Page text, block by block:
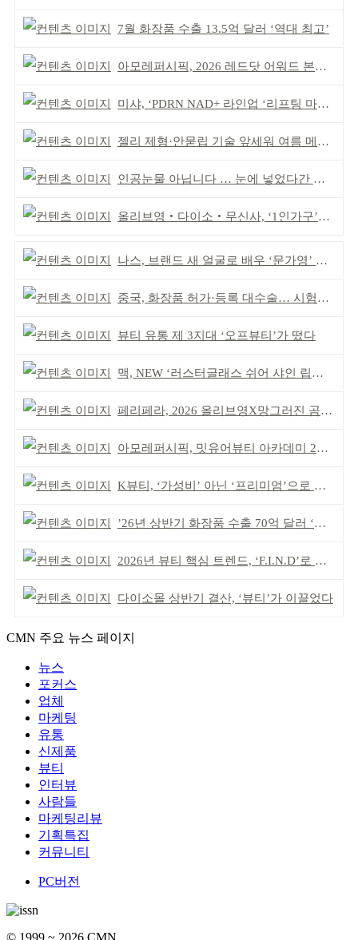
7월 화장품 수출 13.5억 달러 ‘역대 최고’
아모레퍼시픽, 2026 레드닷 어워드 본상 2개 수상
미샤, ‘PDRN NAD+ 라인업 ‘리프팅 마스크’ 출시
젤리 제형·안묻립 기술 앞세워 여름 메이크업 시장 공략
인공눈물 아닙니다 … 눈에 넣었다간 각막 손상
올리브영‧다이소‧무신사, ‘1인가구’가 이끈다
나스, 브랜드 새 얼굴로 배우 ‘문가영’ 발탁
중국, 화장품 허가·등록 대수술… 시험자료 공용 허용
뷰티 유통 제 3지대 ‘오프뷰티’가 떴다
맥, NEW ‘러스터글래스 쉬어 샤인 립스틱’ 출시
페리페라, 2026 올리브영X망그러진 곰 콜라보
아모레퍼시픽, 밋유어뷰티 아카데미 2기 발대식
K뷰티, ‘가성비’ 아닌 ‘프리미엄’으로 승부걸어야
’26년 상반기 화장품 수출 70억 달러 ‘역대 최고’
2026년 뷰티 핵심 트렌드, ‘F.I.N.D’로 읽는다
다이소몰 상반기 결산, ‘뷰티’가 이끌었다
CMN 주요 뉴스 페이지
뉴스
포커스
업체
마케팅
유통
신제품
뷰티
인터뷰
사람들
마케팅리뷰
기획특집
커뮤니티
PC버전
© 1999 ~ 2026 CMN